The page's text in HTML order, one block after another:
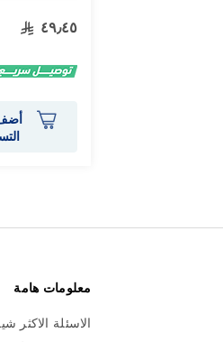
٤٩٫٤٥
معلومات هامة
الاسئلة الاكثر